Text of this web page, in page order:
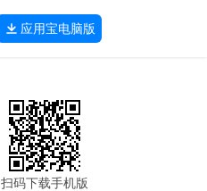
应用宝电脑版
扫码下载手机版